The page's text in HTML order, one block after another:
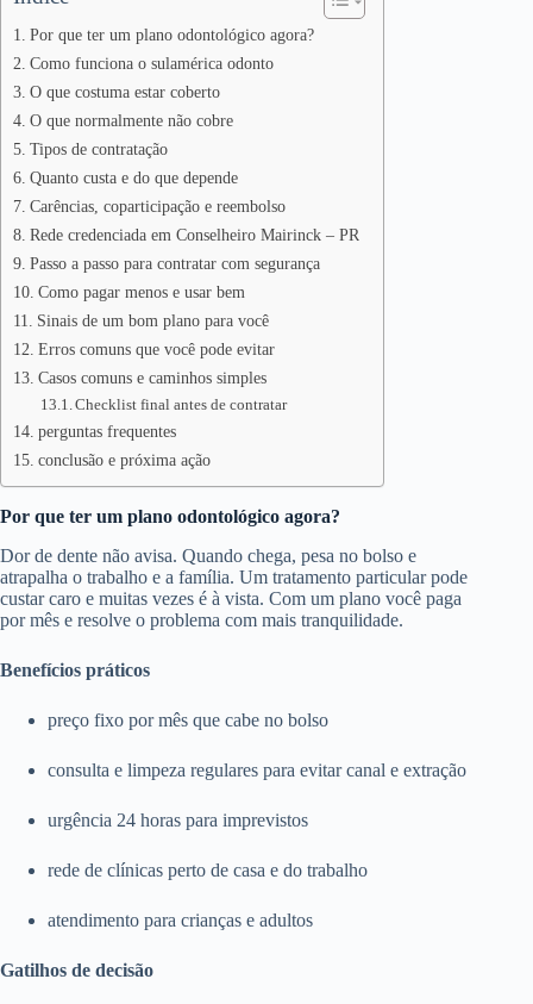
Por que ter um plano odontológico agora?
Como funciona o sulamérica odonto
O que costuma estar coberto
O que normalmente não cobre
Tipos de contratação
Quanto custa e do que depende
Carências, coparticipação e reembolso
Rede credenciada em Conselheiro Mairinck – PR
Passo a passo para contratar com segurança
Como pagar menos e usar bem
Sinais de um bom plano para você
Erros comuns que você pode evitar
Casos comuns e caminhos simples
Checklist final antes de contratar
perguntas frequentes
conclusão e próxima ação
Por que ter um plano odontológico agora?
Dor de dente não avisa. Quando chega, pesa no bolso e
atrapalha o trabalho e a família. Um tratamento particular pode
custar caro e muitas vezes é à vista. Com um plano você paga
por mês e resolve o problema com mais tranquilidade.
Benefícios práticos
preço fixo por mês que cabe no bolso
consulta e limpeza regulares para evitar canal e extração
urgência 24 horas para imprevistos
rede de clínicas perto de casa e do trabalho
atendimento para crianças e adultos
Gatilhos de decisão